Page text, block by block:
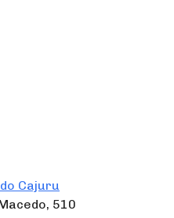
Cajuru
510